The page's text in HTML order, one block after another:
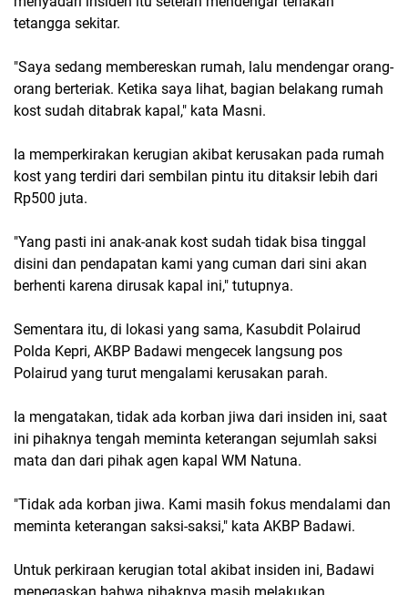
tetangga sekitar.
"Saya sedang membereskan rumah, lalu mendengar orang-
orang berteriak. Ketika saya lihat, bagian belakang rumah
kost sudah ditabrak kapal," kata Masni.
Ia memperkirakan kerugian akibat kerusakan pada rumah
kost yang terdiri dari sembilan pintu itu ditaksir lebih dari
Rp500 juta.
"Yang pasti ini anak-anak kost sudah tidak bisa tinggal
disini dan pendapatan kami yang cuman dari sini akan
berhenti karena dirusak kapal ini," tutupnya.
Sementara itu, di lokasi yang sama, Kasubdit Polairud
Polda Kepri, AKBP Badawi mengecek langsung pos
Polairud yang turut mengalami kerusakan parah.
Ia mengatakan, tidak ada korban jiwa dari insiden ini, saat
ini pihaknya tengah meminta keterangan sejumlah saksi
mata dan dari pihak agen kapal WM Natuna.
"Tidak ada korban jiwa. Kami masih fokus mendalami dan
meminta keterangan saksi-saksi," kata AKBP Badawi.
Untuk perkiraan kerugian total akibat insiden ini, Badawi